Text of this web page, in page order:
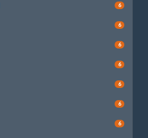
6
6
6
6
6
6
6